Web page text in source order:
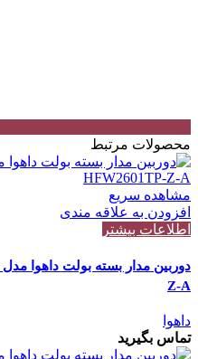
محصولات مرتبط
مشاهده سریع
افزودن به علاقه مندی
اطلاعات بیشتر
Z-A
داهوا
تماس بگیرید